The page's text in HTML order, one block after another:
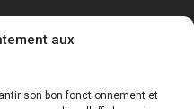
aux
son bon fonctionnement et